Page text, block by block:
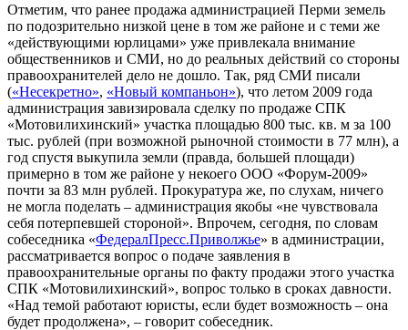
Отметим, что ранее продажа администрацией Перми земель
по подозрительно низкой цене в том же районе и с теми же
«действующими юрлицами» уже привлекала внимание
общественников и СМИ, но до реальных действий со стороны
правоохранителей дело не дошло. Так, ряд СМИ писали
(«Несекретно», «Новый компаньон»), что летом 2009 года
администрация завизировала сделку по продаже СПК
«Мотовилихинский» участка площадью 800 тыс. кв. м за 100
тыс. рублей (при возможной рыночной стоимости в 77 млн), а
год спустя выкупила земли (правда, большей площади)
примерно в том же районе у некоего ООО «Форум-2009»
почти за 83 млн рублей. Прокуратура же, по слухам, ничего
не могла поделать – администрация якобы «не чувствовала
себя потерпевшей стороной». Впрочем, сегодня, по словам
собеседника «ФедералПресс.Приволжье» в администрации,
рассматривается вопрос о подаче заявления в
правоохранительные органы по факту продажи этого участка
СПК «Мотовилихинский», вопрос только в сроках давности.
«Над темой работают юристы, если будет возможность – она
будет продолжена», – говорит собеседник.